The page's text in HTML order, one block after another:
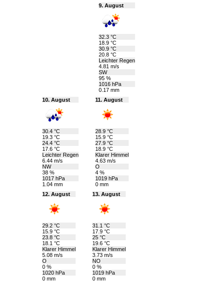
9. August
32.3 °C
18.9 °C
30.9 °C
20.8 °C
Leichter Regen
4.81 m/s
SW
95 %
1016 hPa
0.17 mm
10. August
30.4 °C
19.3 °C
24.4 °C
17.6 °C
Leichter Regen
6.44 m/s
NW
38 %
1017 hPa
1.04 mm
11. August
28.9 °C
15.9 °C
27.9 °C
18.9 °C
Klarer Himmel
4.63 m/s
O
4 %
1019 hPa
0 mm
12. August
29.2 °C
15.9 °C
23.8 °C
18.1 °C
Klarer Himmel
5.08 m/s
O
0 %
1020 hPa
0 mm
13. August
31.1 °C
17.9 °C
25 °C
19.6 °C
Klarer Himmel
3.73 m/s
NO
0 %
1019 hPa
0 mm